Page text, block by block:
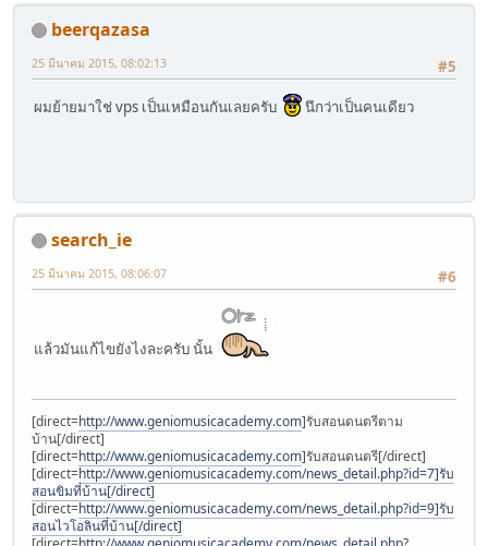
beerqazasa
#5
25 มีนาคม 2015, 08:02:13
ผมย้ายมาใช่ vps เป็นเหมือนกันเลยครับ นึกว่าเป็นคนเดียว
search_ie
#6
25 มีนาคม 2015, 08:06:07
แล้วมันแก้ไขยังไงละครับ นั้น
[direct=http://www.geniomusicacademy.com]รับสอนดนตรีตาม
บ้าน[/direct]
[direct=http://www.geniomusicacademy.com]รับสอนดนตรี[/direct]
[direct=http://www.geniomusicacademy.com/news_detail.php?id=7]รับ
สอนขิมที่บ้าน[/direct]
[direct=http://www.geniomusicacademy.com/news_detail.php?id=9]รับ
สอนไวโอลินที่บ้าน[/direct]